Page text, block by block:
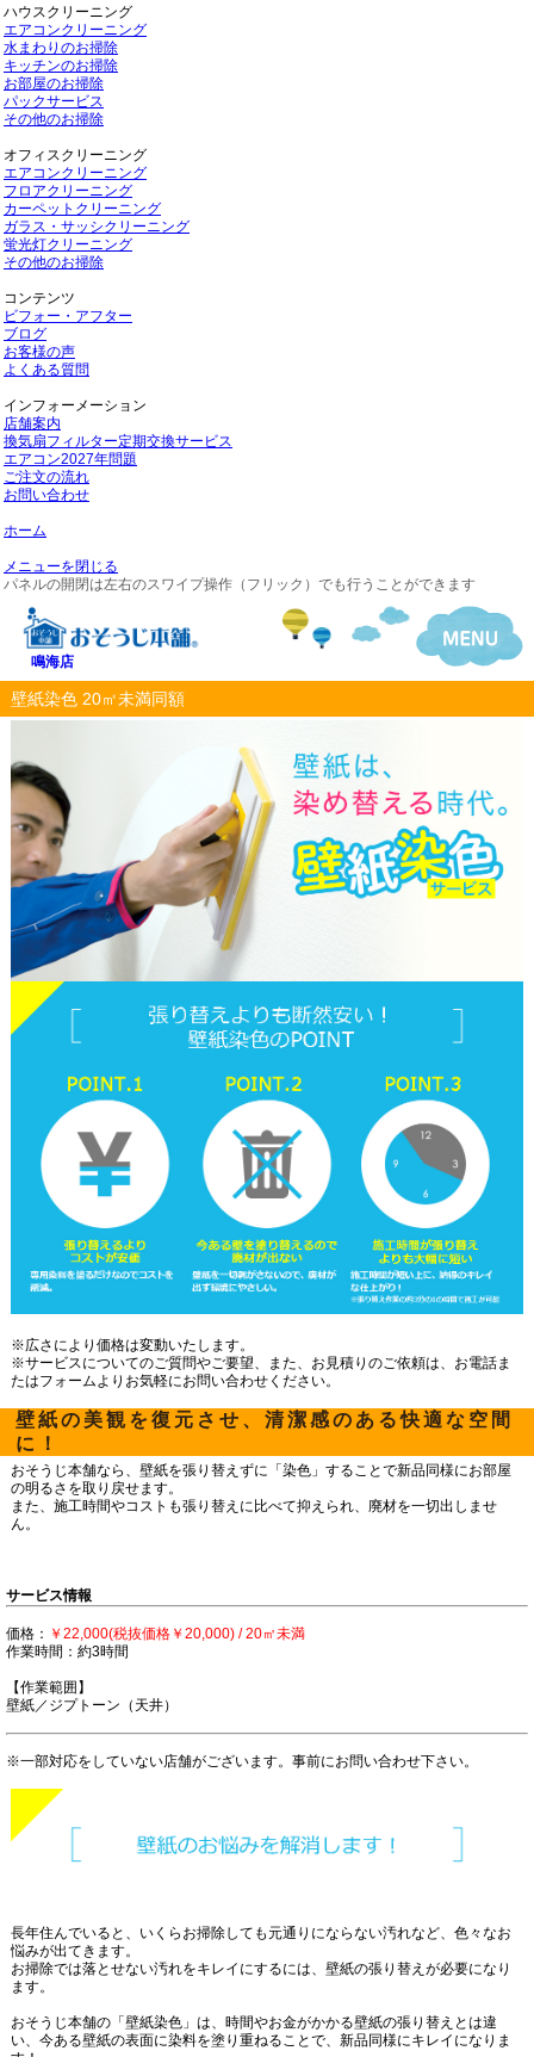
ハウスクリーニング
エアコンクリーニング
水まわりのお掃除
キッチンのお掃除
お部屋のお掃除
パックサービス
その他のお掃除
オフィスクリーニング
エアコンクリーニング
フロアクリーニング
カーペットクリーニング
ガラス・サッシクリーニング
蛍光灯クリーニング
その他のお掃除
コンテンツ
ビフォー・アフター
ブログ
お客様の声
よくある質問
インフォーメーション
店舗案内
換気扇フィルター定期交換サービス
エアコン2027年問題
ご注文の流れ
お問い合わせ
ホーム
メニューを閉じる
パネルの開閉は左右のスワイプ操作（フリック）でも行うことができます
鳴海店
壁紙染色 20㎡未満同額
※広さにより価格は変動いたします。
※サービスについてのご質問やご要望、また、お見積りのご依頼は、お電話ま
たはフォームよりお気軽にお問い合わせください。
壁紙の美観を復元させ、清潔感のある快適な空間
に！
おそうじ本舗なら、壁紙を張り替えずに「染色」することで新品同様にお部屋
の明るさを取り戻せます。
また、施工時間やコストも張り替えに比べて抑えられ、廃材を一切出しませ
ん。
サービス情報
価格： ￥22,000(税抜価格￥20,000) / 20㎡未満
作業時間：約3時間
【作業範囲】
壁紙／ジプトーン（天井）
※一部対応をしていない店舗がございます。事前にお問い合わせ下さい。
長年住んでいると、いくらお掃除しても元通りにならない汚れなど、色々なお
悩みが出てきます。
お掃除では落とせない汚れをキレイにするには、壁紙の張り替えが必要になり
ます。
おそうじ本舗の「壁紙染色」は、時間やお金がかかる壁紙の張り替えとは違
い、今ある壁紙の表面に染料を塗り重ねることで、新品同様にキレイになりま